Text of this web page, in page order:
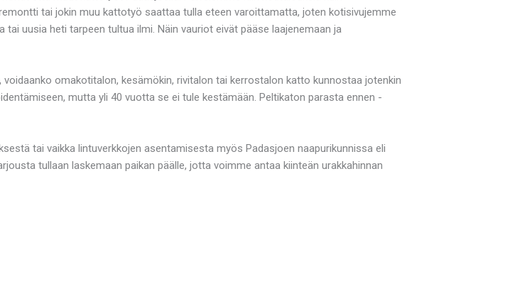
tai jokin muu kattotyö saattaa tulla eteen varoittamatta, joten kotisivujemme
uusia heti tarpeen tultua ilmi. Näin vauriot eivät pääse laajenemaan ja
omakotitalon, kesämökin, rivitalon tai kerrostalon katto kunnostaa jotenkin
mutta yli 40 vuotta se ei tule kestämään. Peltikaton parasta ennen -
tai vaikka lintuverkkojen asentamisesta myös Padasjoen naapurikunnissa eli
tullaan laskemaan paikan päälle, jotta voimme antaa kiinteän urakkahinnan